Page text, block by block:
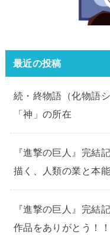
最近の投稿
続・終物語（化物語
「神」の所在
『進撃の巨人』完
描く、人類の業と本能
『進撃の巨人』完
作品をありがとう！！